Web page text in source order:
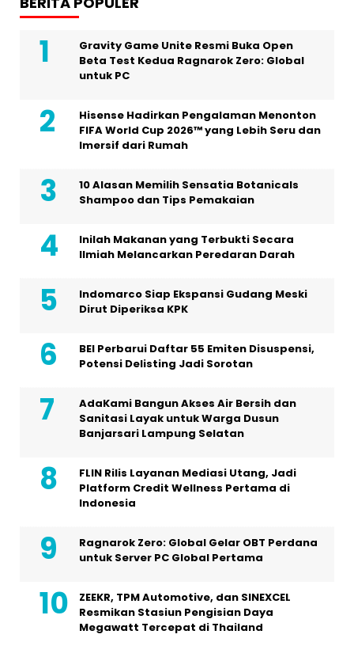
Gravity Game Unite Resmi Buka Open
Beta Test Kedua Ragnarok Zero: Global
untuk PC
Hisense Hadirkan Pengalaman Menonton
FIFA World Cup 2026™ yang Lebih Seru dan
Imersif dari Rumah
10 Alasan Memilih Sensatia Botanicals
Shampoo dan Tips Pemakaian
Inilah Makanan yang Terbukti Secara
Ilmiah Melancarkan Peredaran Darah
Indomarco Siap Ekspansi Gudang Meski
Dirut Diperiksa KPK
BEI Perbarui Daftar 55 Emiten Disuspensi,
Potensi Delisting Jadi Sorotan
AdaKami Bangun Akses Air Bersih dan
Sanitasi Layak untuk Warga Dusun
Banjarsari Lampung Selatan
FLIN Rilis Layanan Mediasi Utang, Jadi
Platform Credit Wellness Pertama di
Indonesia
Ragnarok Zero: Global Gelar OBT Perdana
untuk Server PC Global Pertama
ZEEKR, TPM Automotive, dan SINEXCEL
Resmikan Stasiun Pengisian Daya
Megawatt Tercepat di Thailand